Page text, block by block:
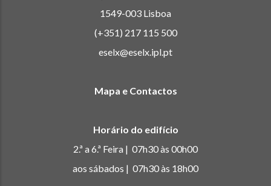
1549-003 Lisboa
(+351) 217 115 500
eselx@eselx.ipl.pt
Mapa e Contactos
Horário do edifício
2.ª a 6.ª Feira | 07h30 às 00h00
aos sábados | 07h30 às 18h00